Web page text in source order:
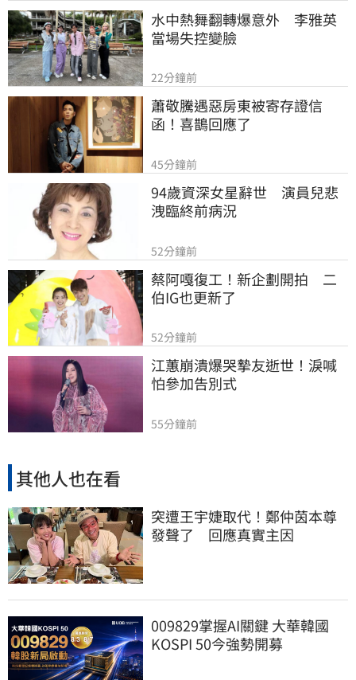
水中熱舞翻轉爆意外　李雅英
當場失控變臉
22分鐘前
蕭敬騰遇惡房東被寄存證信
函！喜鵲回應了
45分鐘前
94歲資深女星辭世　演員兒悲
洩臨終前病況
52分鐘前
蔡阿嘎復工！新企劃開拍　二
伯IG也更新了
52分鐘前
江蕙崩潰爆哭摯友逝世！淚喊
怕參加告別式
55分鐘前
其他人也在看
突遭王宇婕取代！鄭仲茵本尊
發聲了 回應真實主因
009829掌握AI關鍵 大華韓國
KOSPI 50今強勢開募